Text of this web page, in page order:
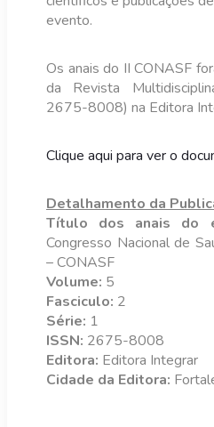
evento.
Os anais do II CONASF
da Revista
2675-8008) na Editora
Clique aqui para ver o
Detalhamento da
Título dos anais do
Congresso Nacional de
– CONASF
Volume: 5
Fasciculo: 2
Série: 1
ISSN: 2675-8008
Editora: Editora Integrar
Cidade da Editora: